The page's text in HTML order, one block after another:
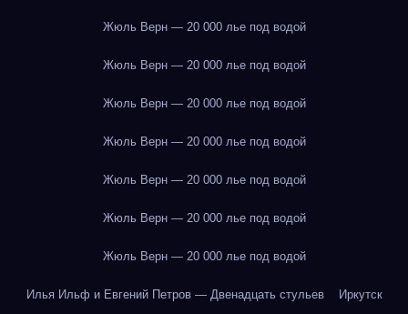
Жюль Верн — 20 000 лье под водой
Жюль Верн — 20 000 лье под водой
Жюль Верн — 20 000 лье под водой
Жюль Верн — 20 000 лье под водой
Жюль Верн — 20 000 лье под водой
Жюль Верн — 20 000 лье под водой
Жюль Верн — 20 000 лье под водой
Илья Ильф и Евгений Петров — Двенадцать стульев Иркутск